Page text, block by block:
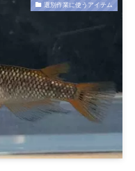
選別作業に使うアイテム